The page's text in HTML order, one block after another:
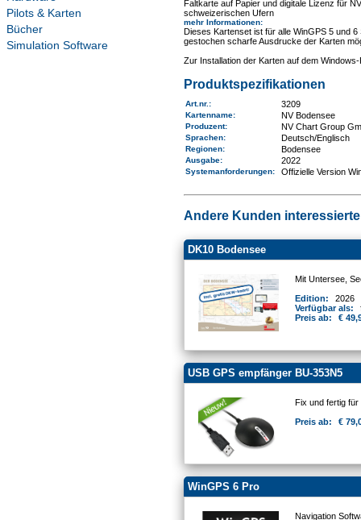
Pilots & Karten
Bücher
Simulation Software
Faltkarte auf Papier und digitale Lizenz für
schweizerischen Ufern
mehr Informationen:
Dieses Kartenset ist für alle WinGPS 5 und
gestochen scharfe Ausdrucke der Karten
Zur Installation der Karten auf dem
Produktspezifikationen
Art.nr. : 3209
Kartenname: NV Bodensee
Produzent: NV Chart Group
Sprachen: Deutsch/Englisch
Regionen: Bodensee
Ausgabe: 2022
Systemanforderungen: Offizielle Version
Andere Kunden
DK10 Bodensee
Mit Untersee,
Edition:
2026
Verfügbar als:
Preis ab:
€
USB GPS empfänger BU-353N5
Fix und fertig
Preis ab:
€
WinGPS 6 Pro
Navigation